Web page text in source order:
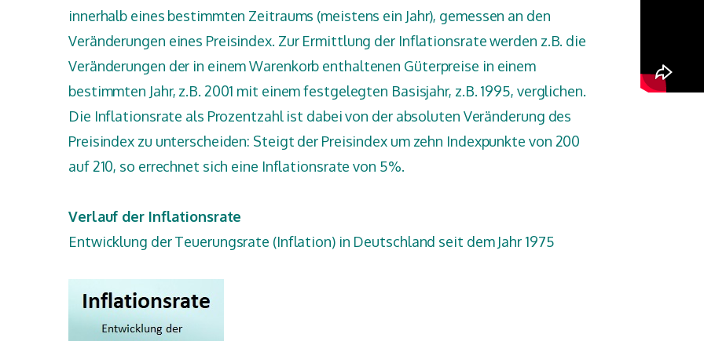
innerhalb eines bestimmten Zeitraums (meistens ein Jahr), gemessen an den
Veränderungen eines Preisindex. Zur Ermittlung der Inflationsrate werden z.B. die
Veränderungen der in einem Warenkorb enthaltenen Güterpreise in einem
bestimmten Jahr, z.B. 2001 mit einem festgelegten Basisjahr, z.B. 1995, verglichen.
Die Inflationsrate als Prozentzahl ist dabei von der absoluten Veränderung des
Preisindex zu unterscheiden: Steigt der Preisindex um zehn Indexpunkte von 200
auf 210, so errechnet sich eine Inflationsrate von 5%.
Verlauf der Inflationsrate
Entwicklung der Teuerungsrate (Inflation) in Deutschland seit dem Jahr 1975